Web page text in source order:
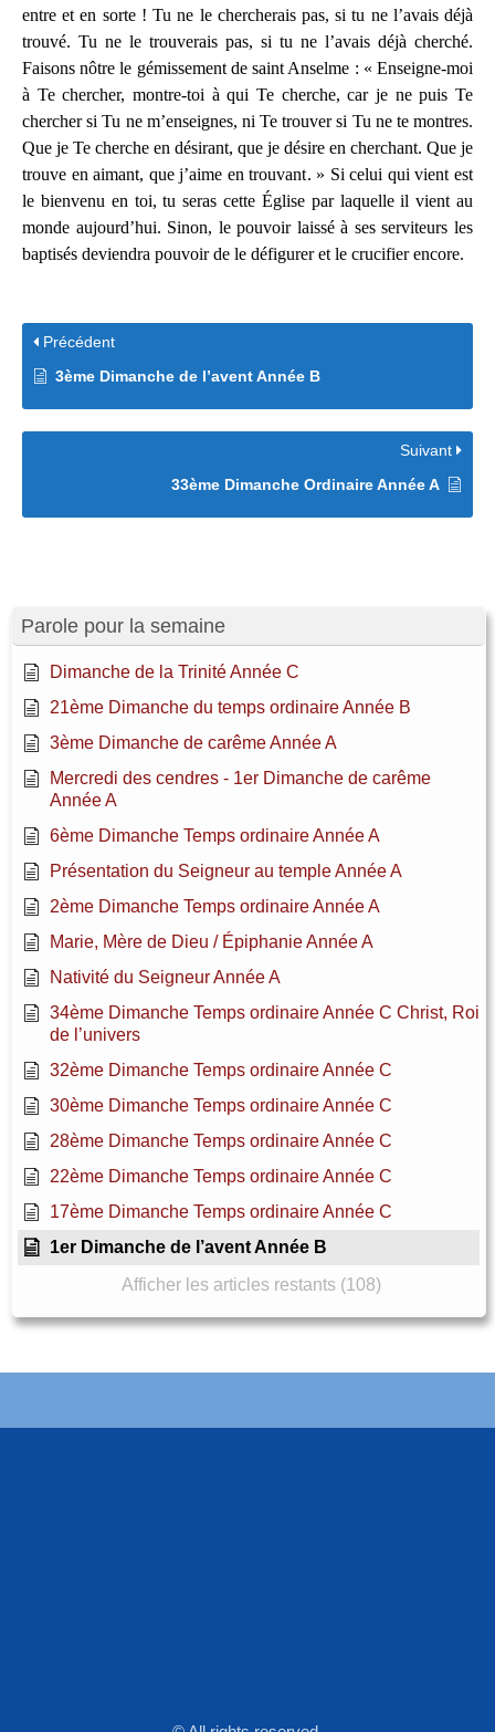
entre et en sorte ! Tu ne le chercherais pas, si tu ne l’avais déjà
trouvé. Tu ne le trouverais pas, si tu ne l’avais déjà cherché.
Faisons nôtre le gémissement de saint Anselme : « Enseigne-moi
à Te chercher, montre-toi à qui Te cherche, car je ne puis Te
chercher si Tu ne m’enseignes, ni Te trouver si Tu ne te montres.
Que je Te cherche en désirant, que je désire en cherchant. Que je
trouve en aimant, que j’aime en trouvant. » Si celui qui vient est
le bienvenu en toi, tu seras cette Église par laquelle il vient au
monde aujourd’hui. Sinon, le pouvoir laissé à ses serviteurs les
baptisés deviendra pouvoir de le défigurer et le crucifier encore.
Précédent
3ème Dimanche de l’avent Année B
Suivant
33ème Dimanche Ordinaire Année A
Parole pour la semaine
Dimanche de la Trinité Année C
21ème Dimanche du temps ordinaire Année B
3ème Dimanche de carême Année A
Mercredi des cendres - 1er Dimanche de carême
Année A
6ème Dimanche Temps ordinaire Année A
Présentation du Seigneur au temple Année A
2ème Dimanche Temps ordinaire Année A
Marie, Mère de Dieu / Épiphanie Année A
Nativité du Seigneur Année A
34ème Dimanche Temps ordinaire Année C Christ, Roi
de l’univers
32ème Dimanche Temps ordinaire Année C
30ème Dimanche Temps ordinaire Année C
28ème Dimanche Temps ordinaire Année C
22ème Dimanche Temps ordinaire Année C
17ème Dimanche Temps ordinaire Année C
1er Dimanche de l’avent Année B
Afficher les articles restants (108)